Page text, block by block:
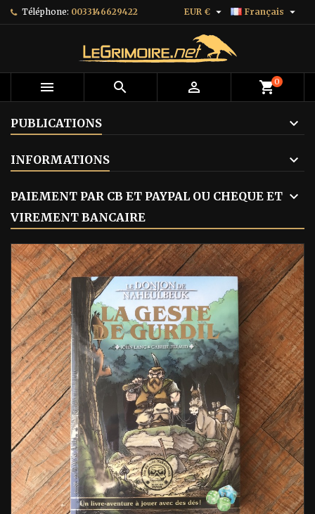
Téléphone: 0033146629422 Français 
EUR € 
   shopping_cart0
PUBLICATIONS
INFORMATIONS
PAIEMENT PAR CB ET PAYPAL OU CHEQUE ET
VIREMENT BANCAIRE